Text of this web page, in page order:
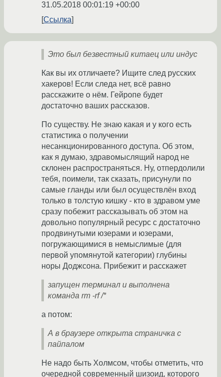
31.05.2018 00:01:19 +00:00
Ссылка
Это был безвестный китаец или индус
Как вы их отличаете? Ищите след русских
хакеров! Если следа нет, всё равно
расскажите о нём. Гейропе будет
достаточно ваших рассказов.
По существу. Не знаю какая и у кого есть
статистика о получении
несанкционированного доступа. Об этом,
как я думаю, здравомыслящий народ не
склонен распространяться. Ну, отпердолили
тебя, поимели, так сказать, присунули по
самые гланды или был осуществлён вход
только в толстую кишку - кто в здравом уме
сразу побежит рассказывать об этом на
довольно популярный ресурс с достаточно
продвинутыми юзерами и юзерами,
погружающимися в немыслимые (для
первой упомянутой категории) глубины
норы Доджсона. Прибежит и расскажет
запущен терминал и выполнена
команда rm -rf /*
а потом:
А в браузере открыта страничка с
пайпалом
Не надо быть Холмсом, чтобы отметить, что
очередной современный шизоид, которого